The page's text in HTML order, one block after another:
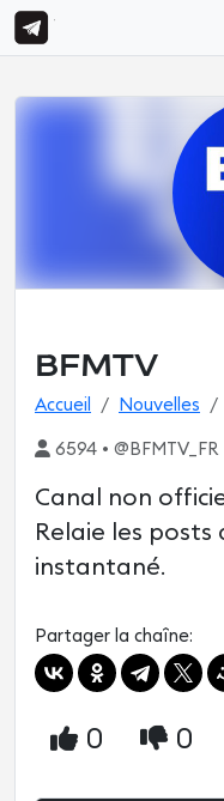
BFMTV
Accueil Nouvelles
6594 • @BFMTV_FR
Canal non
Relaie les posts
instantané.
Partager la chaîne:
0 0